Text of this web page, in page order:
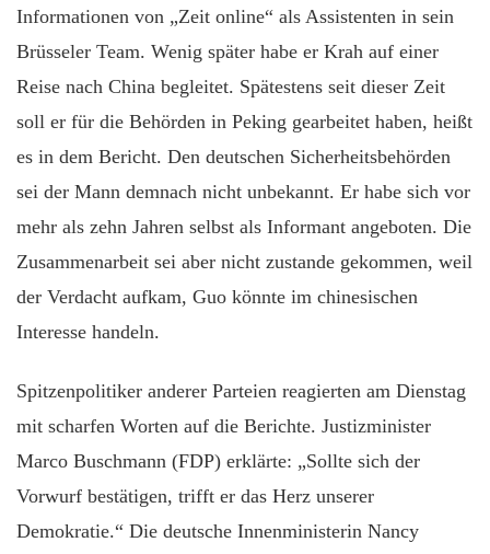
Informationen von „Zeit online“ als Assistenten in sein
Brüsseler Team. Wenig später habe er Krah auf einer
Reise nach China begleitet. Spätestens seit dieser Zeit
soll er für die Behörden in Peking gearbeitet haben, heißt
es in dem Bericht. Den deutschen Sicherheitsbehörden
sei der Mann demnach nicht unbekannt. Er habe sich vor
mehr als zehn Jahren selbst als Informant angeboten. Die
Zusammenarbeit sei aber nicht zustande gekommen, weil
der Verdacht aufkam, Guo könnte im chinesischen
Interesse handeln.
Spitzenpolitiker anderer Parteien reagierten am Dienstag
mit scharfen Worten auf die Berichte. Justizminister
Marco Buschmann (FDP) erklärte: „Sollte sich der
Vorwurf bestätigen, trifft er das Herz unserer
Demokratie.“ Die deutsche Innenministerin Nancy